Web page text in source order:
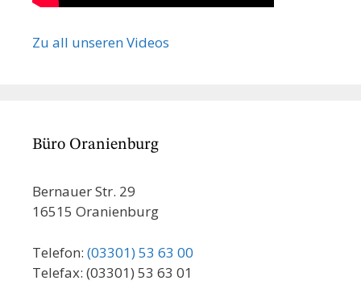
Zu all unseren Videos
Büro Oranienburg
Bernauer Str. 29
16515 Oranienburg
Telefon: (03301) 53 63 00
Telefax: (03301) 53 63 01